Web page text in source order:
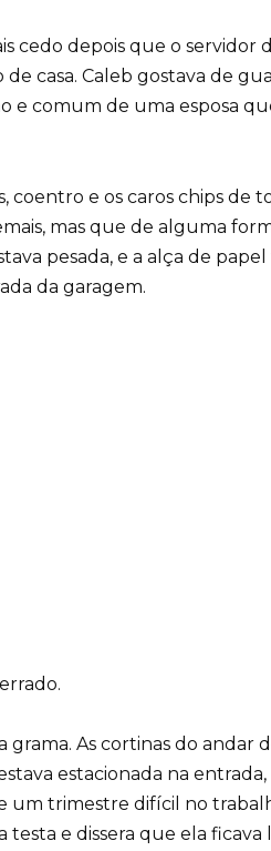
cedo depois que o servidor
casa. Caleb gostava de
comum de uma esposa
coentro e os caros chips de
mas que de alguma
pesada, e a alça de
da garagem.
grama. As cortinas do andar
estacionada na
um trimestre difícil no
testa e dissera que ela